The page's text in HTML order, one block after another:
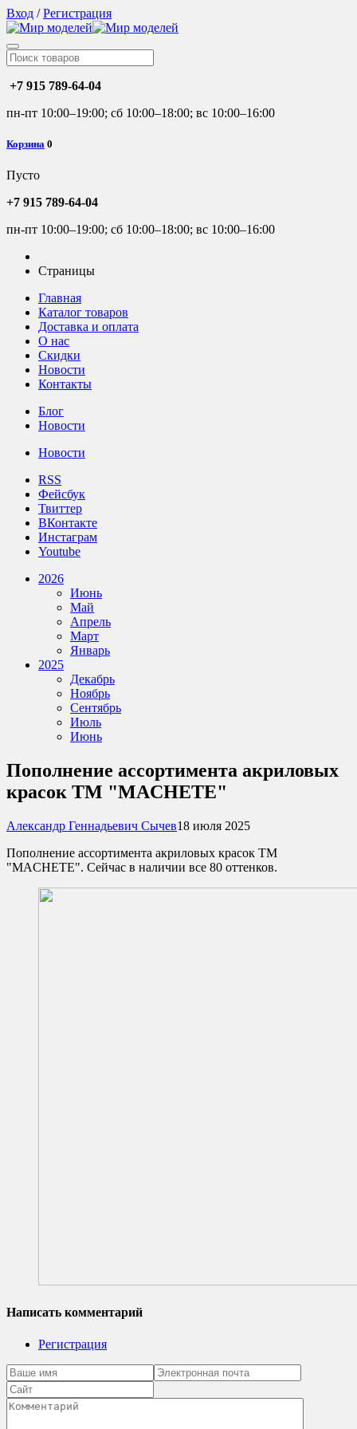
Вход /Регистрация
+7 915 789-64-04
пн-пт 10:00–19:00; сб 10:00–18:00; вс 10:00–16:00
Корзина 0
Пусто
+7 915 789-64-04
пн-пт 10:00–19:00; сб 10:00–18:00; вс 10:00–16:00
Страницы
Главная
Каталог товаров
Доставка и оплата
О нас
Скидки
Новости
Контакты
Блог
Новости
Новости
RSS
Фейсбук
Твиттер
ВКонтакте
Инстаграм
Youtube
2026
Июнь
Май
Апрель
Март
Январь
2025
Декабрь
Ноябрь
Сентябрь
Июль
Июнь
​Пополнение ассортимента акриловых
красок ТМ "MACHETE"
Александр Геннадьевич Сычев18 июля 2025
Пополнение ассортимента акриловых красок ТМ
"MACHETE". Сейчас в наличии все 80 оттенков.
Написать комментарий
Регистрация